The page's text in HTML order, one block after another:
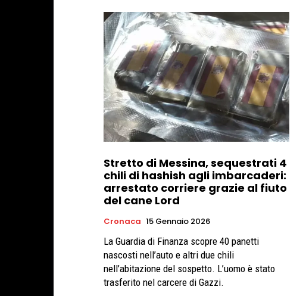
Stretto di Messina, sequestrati 4
chili di hashish agli imbarcaderi:
arrestato corriere grazie al fiuto
del cane Lord
Cronaca 15 Gennaio 2026
La Guardia di Finanza scopre 40 panetti
nascosti nell’auto e altri due chili
nell’abitazione del sospetto. L’uomo è stato
trasferito nel carcere di Gazzi.